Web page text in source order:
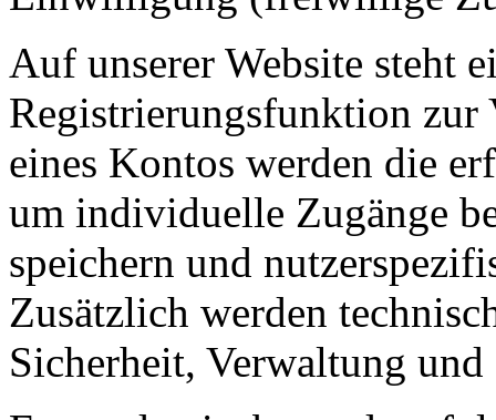
Auf unserer Website steht
Registrierungsfunktion
eines Kontos werden die
um individuelle Zugänge
speichern und
Zusätzlich werden
Sicherheit, Verwaltung